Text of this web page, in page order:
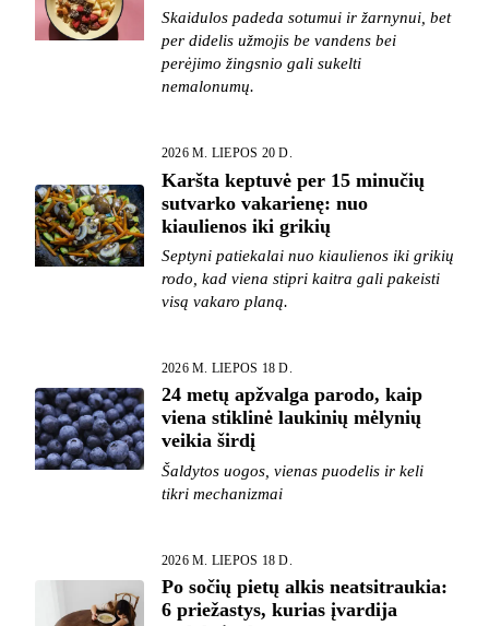
Skaidulos padeda sotumui ir žarnynui, bet
per didelis užmojis be vandens bei
perėjimo žingsnio gali sukelti
nemalonumų.
2026 M. LIEPOS 20 D.
Karšta keptuvė per 15 minučių
sutvarko vakarienę: nuo
kiaulienos iki grikių
Septyni patiekalai nuo kiaulienos iki grikių
rodo, kad viena stipri kaitra gali pakeisti
visą vakaro planą.
2026 M. LIEPOS 18 D.
24 metų apžvalga parodo, kaip
viena stiklinė laukinių mėlynių
veikia širdį
Šaldytos uogos, vienas puodelis ir keli
tikri mechanizmai
2026 M. LIEPOS 18 D.
Po sočių pietų alkis neatsitraukia:
6 priežastys, kurias įvardija